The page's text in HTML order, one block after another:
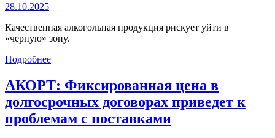
28.10.2025
Качественная алкогольная продукция рискует уйти в
«черную» зону.
Подробнее
АКОРТ: Фиксированная цена в
долгосрочных договорах приведет к
проблемам с поставками